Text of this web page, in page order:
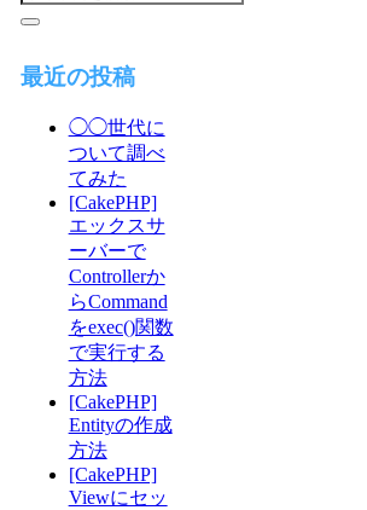
最近の投稿
◯◯世代に
ついて調べ
てみた
[CakePHP]
エックスサ
ーバーで
Controllerか
らCommand
をexec()関数
で実行する
方法
[CakePHP]
Entityの作成
方法
[CakePHP]
Viewにセッ